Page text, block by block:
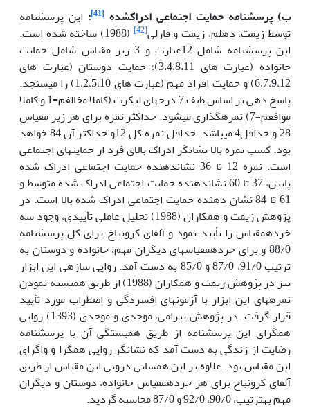
ب)پرسشنامه حمایت اجتماعی ادراکشده [41]
: این پرسشنامه
توسط زیمت، دهلم، زیمت و فارلی[42]
(1988) ساخته شده است.
این پرسشنامه شامل 12عبارت و 3 زیر
مقیاس شامل حمایت
خانواده (عبارت های 3،4،8،11)؛ حمایت دوستان (عبارت های
6،7،9،12) و حمایت افراد مهم (عبارت های 1،2،5،10) را می
سنجد.
پاسخ دهی بر اساس طیف 7 درجه
ای لیکرت (کاملا مخالفم=1 و کاملا
موافقم=7) نمره
گذاری میشود. حداکثر نمره برای هر زیر مقیاس
28 و حداقل4 می
باشد. حداقل نمره کل 12و حداکثر آن 84 خواهد
بود. کسب نمرهبالا نشانگر ادراک بالای فرد از حمایتهای اجتماعی
است. نمره 12 تا 36 نشان
دهنده حمایت اجتماعی ادراک شده
پایین، 37 تا 60 نشان
دهنده حمایت اجتماعی ادراک شده متوسط و
61 تا 84 نشان دهنده حمایت اجتماعی ادراک شده بالا است. در
پژوهش زیمت و همکاران (1988) تحلیل عاملی تأییدی، وجود سه
خردهمقیاس را تأیید نمود و آلفای کرونباخ برای کل پرسشنامه
88/0 و برای خرده
مقیاس­های دیگران مهم، خانواده و دوستان به
ترتیب 91/0، 87/0 و 85/0 به دست آمد. روایی سازه
ی این ابزار
نیز در پژوهش زیمت و همکاران (1988) از طریق همبسته نمودن
نمرههای این ابزار با آزمونهای افسردگی و اضطراب مورد تأیید
قرار گرفت. در پژوهش بیرامی، موحدی و موحدی (1393) روایی
همگرای این پرسشنامه از طریق همبستگی آن با پرسشنامه
رضایت از زندگی به دست آمد که نشانگر روایی همگرا و واگرای
این مقیاس بود. علاوه بر این همسانی درونی این مقیاس از طریق
آلفای کرونباخ برای هر خردهمقیاس خانواده، دوستان و دیگران
مهم بهترتیب، 90/0، 92/0 و 87/0 محاسبه گردید.